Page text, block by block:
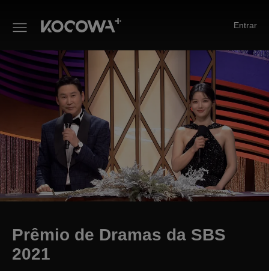
Entrar
Prêmio de Dramas da SBS
Prêmio de Dramas da SBS
2021